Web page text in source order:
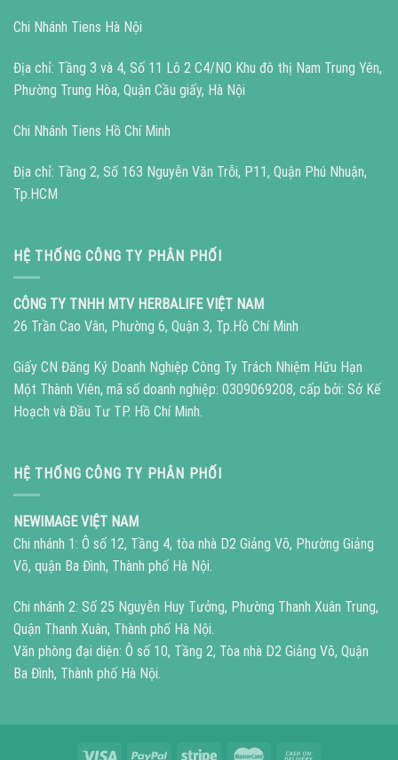
Chi Nhánh Tiens Hà Nội
Địa chỉ: Tầng 3 và 4, Số 11 Lô 2 C4/NO Khu đô thị Nam Trung Yên,
Phường Trung Hòa, Quận Cầu giấy, Hà Nội
Chi Nhánh Tiens Hồ Chí Minh
Địa chỉ: Tầng 2, Số 163 Nguyễn Văn Trỗi, P11, Quận Phú Nhuận,
Tp.HCM
HỆ THỐNG CÔNG TY PHÂN PHỐI
CÔNG TY TNHH MTV HERBALIFE VIỆT NAM
26 Trần Cao Vân, Phường 6, Quận 3, Tp.Hồ Chí Minh
Giấy CN Đăng Ký Doanh Nghiệp Công Ty Trách Nhiệm Hữu Hạn
Một Thành Viên, mã số doanh nghiệp: 0309069208, cấp bởi: Sở Kế
Hoạch và Đầu Tư TP. Hồ Chí Minh.
HỆ THỐNG CÔNG TY PHÂN PHỐI
NEWIMAGE VIỆT NAM
Chi nhánh 1: Ô số 12, Tầng 4, tòa nhà D2 Giảng Võ, Phường Giảng
Võ, quận Ba Đình, Thành phố Hà Nội.
Chi nhánh 2: Số 25 Nguyễn Huy Tưởng, Phường Thanh Xuân Trung,
Quận Thanh Xuân, Thành phố Hà Nội.
Văn phòng đại diện: Ô số 10, Tầng 2, Tòa nhà D2 Giảng Võ, Quận
Ba Đình, Thành phố Hà Nội.